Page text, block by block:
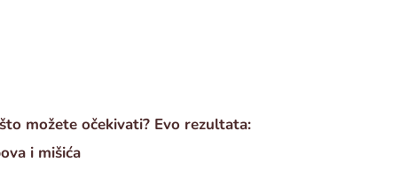
možete očekivati? Evo rezultata:
i mišića